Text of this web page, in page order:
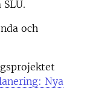
och
Nya